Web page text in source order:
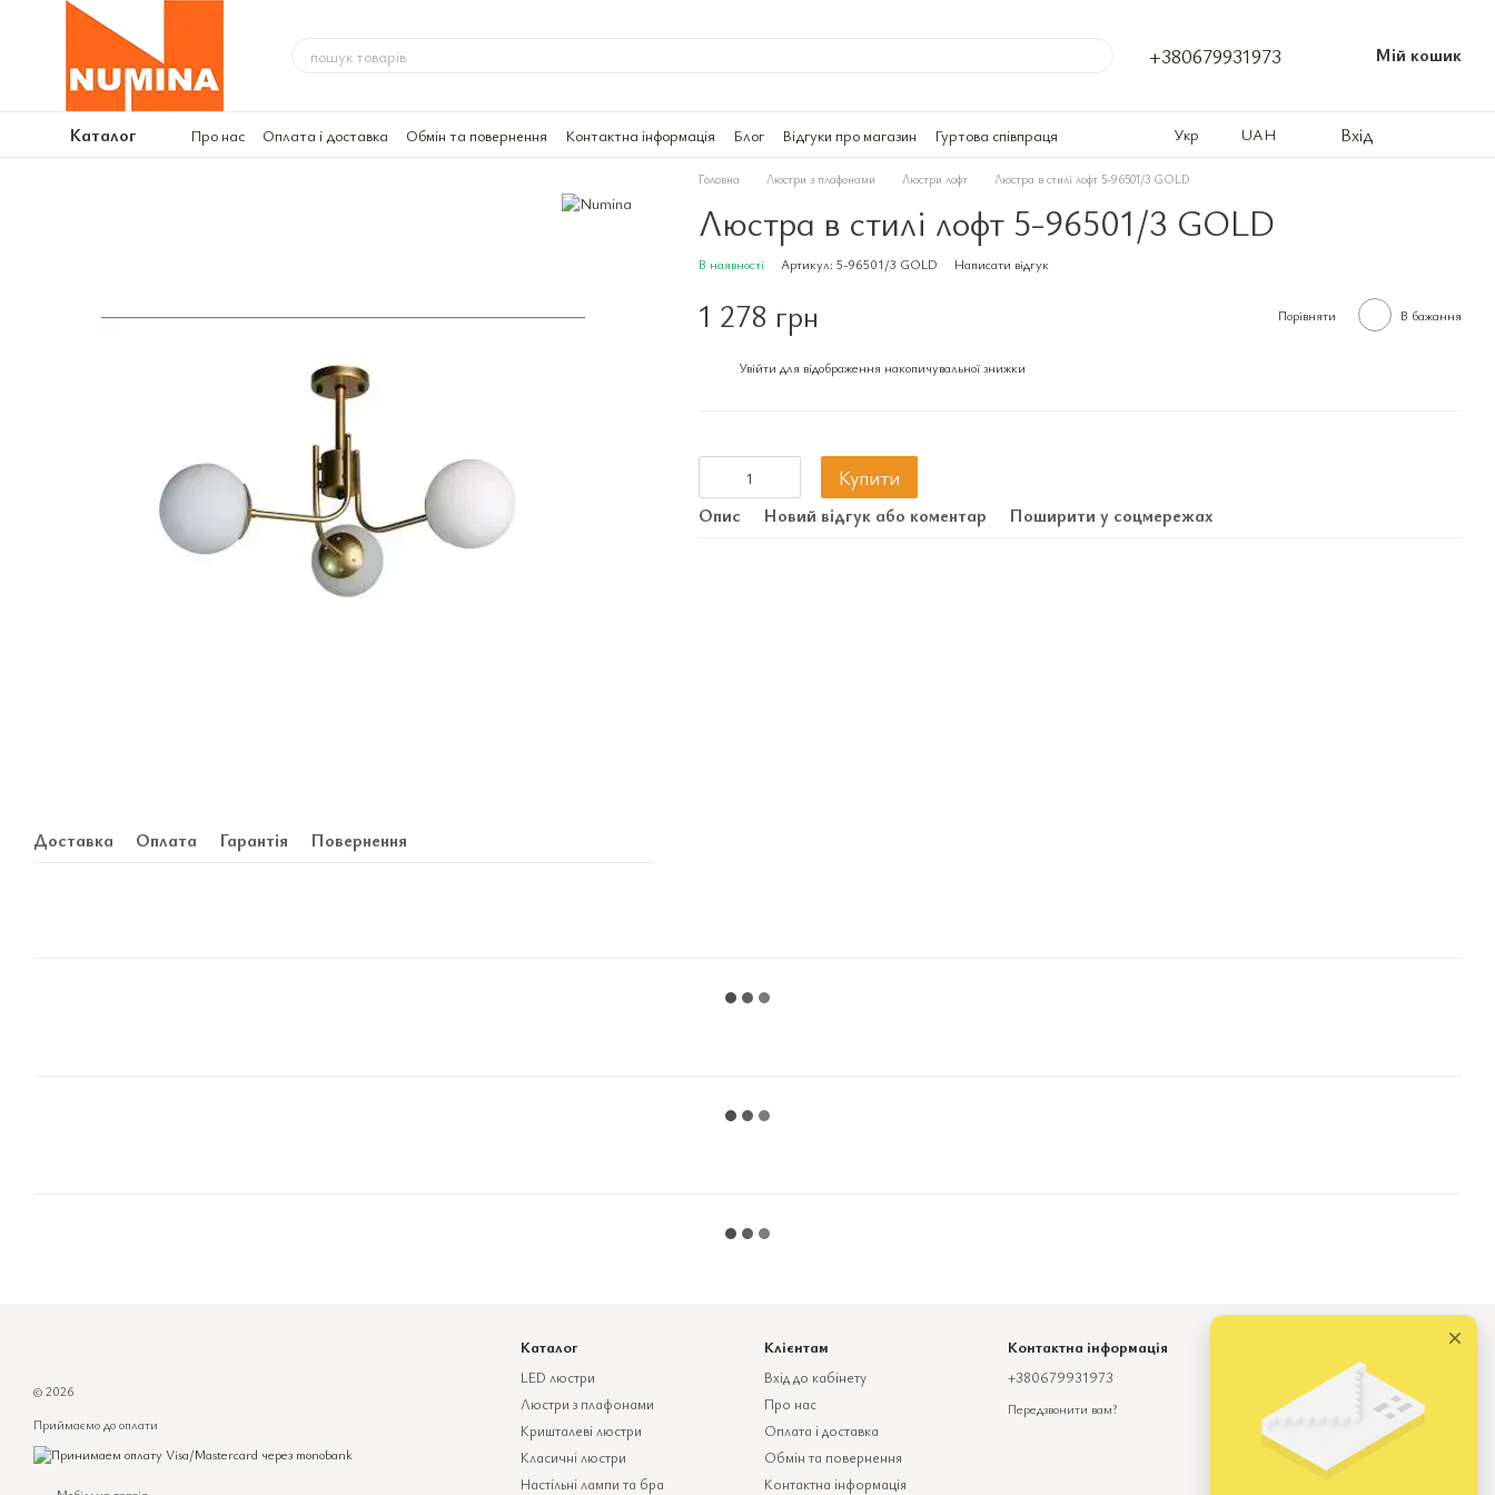
Перейти до основного контенту
+380679931973 Мій кошик
Каталог Про нас Оплата і доставка Обмін та повернення Контактна інформація Блог Відгуки про магазин Гуртова співпраця Укр UAH Вхід
Доставка Оплата Гарантія Повернення
Головна Люстри з плафонами Люстри лофт Люстра в стилі лофт 5-96501/3 GOLD
Люстра в стилі лофт 5-96501/3 GOLD
В наявності Артикул: 5-96501/3 GOLD Написати відгук
1 278 грн Порівняти В бажання
Увійти для відображення накопичувальної знижки
Купити
Опис Новий відгук або коментар Поширити у соцмережах
© 2026
Приймаємо до оплати
Каталог
LED люстри
Люстри з плафонами
Кришталеві люстри
Класичні люстри
Настільні лампи та бра
Клієнтам
Вхід до кабінету
Про нас
Оплата і доставка
Обмін та повернення
Контактна інформація
Контактна інформація
+380679931973
Передзвонити вам?
Telegram
numinda.od@gmail.com